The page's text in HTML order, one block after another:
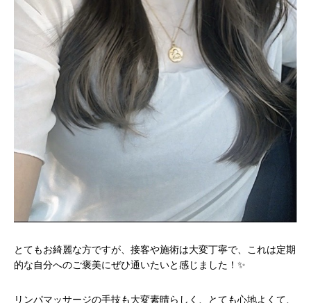
とてもお綺麗な方ですが、接客や施術は大変丁寧で、これは定期
的な自分へのご褒美にぜひ通いたいと感じました！✨
リンパマッサージの手技も大変素晴らしく、とても心地よくて、